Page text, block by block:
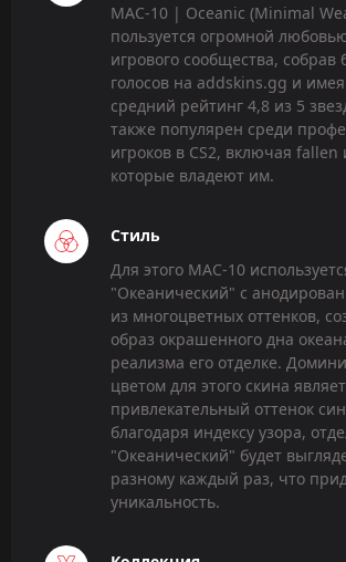
MAC-10 | Oceanic (Minimal
пользуется огромной
игрового сообщества, собрав
голосов на addskins.gg и
средний рейтинг 4,8 из 5
также популярен среди
игроков в CS2, включая fallen
которые владеют им.
Стиль
Для этого MAC-10
"Океанический" с
из многоцветных оттенков,
образ окрашенного дна
реализма его отделке.
цветом для этого скина
привлекательный оттенок
благодаря индексу узора,
"Океанический" будет
разному каждый раз, что
уникальность.